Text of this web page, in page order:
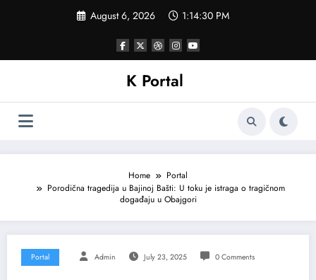
August 6, 2026 1:14:33 PM
K Portal
Home
Portal
Porodična tragedija u Bajinoj Bašti: U toku je istraga o tragičnom
događaju u Obajgori
Portal Admin July 23, 2025 0 Comments